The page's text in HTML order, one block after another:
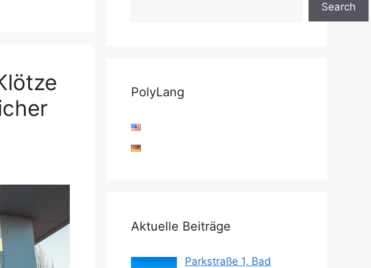
Search
PolyLang
Aktuelle Beiträge
Parkstraße 1, Bad